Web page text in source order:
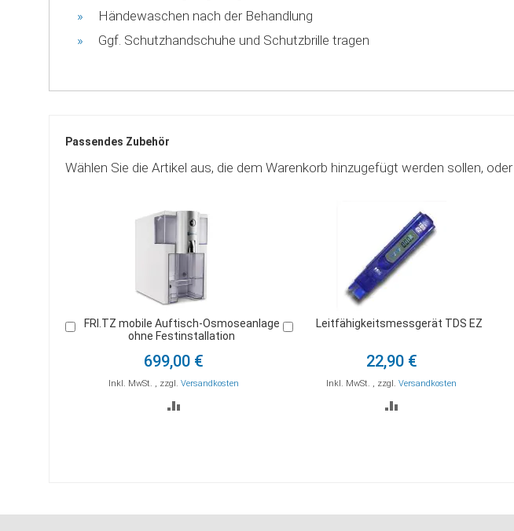
Händewaschen nach der Behandlung
Ggf. Schutzhandschuhe und Schutzbrille tragen
Passendes Zubehör
Wählen Sie die Artikel aus, die dem Warenkorb hinzugefügt werden sollen, oder
FRI.TZ mobile Auftisch-Osmoseanlage
ohne Festinstallation
699,00 €
Inkl. MwSt. , zzgl.Versandkosten
In
Leitfähigkeitsmessgerät TDS EZ
22,90 €
Inkl. MwSt. , zzgl.Versandkosten